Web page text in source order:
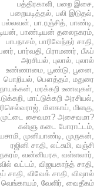
பத்திரகாளி, பறை இசை,
பறையடித்தல், பலி இடுதல்,
பல்லவன், பா.ரஞ்சித், பாண்டி,
, பாண்டியன் தலைநகரம்,
பாபநாசம், பாரிவேந்தர் சாதி,
, பார்வதி, பிராமணர், பீஃப்
அரசியல், புலால், புலால்
உண்ணாமை, பூண்டு, பூனை,
பொறியல், பௌத்தம், மதுரை
நாயக்கன், மரக்கறி உணவுகள்,
, மாட்டுக்கறி அரசியல்,
, மிளகாய், மிளகு,
முட்டை சைவமா? அசைவமா?
கள்ளு கடை போராட்டம்,
, முனியாண்டி, முருகன்,
ரஜினி சாதி, லட்சுமி, வஞ்சி
, வன்னியரசு, வள்ளலார்,
வட்டம், விஜயகாந்த் சாதி,
சாதி, விவேக் சாதி, விஷால்
வெங்காயம், வேளிர், வைதீகம்